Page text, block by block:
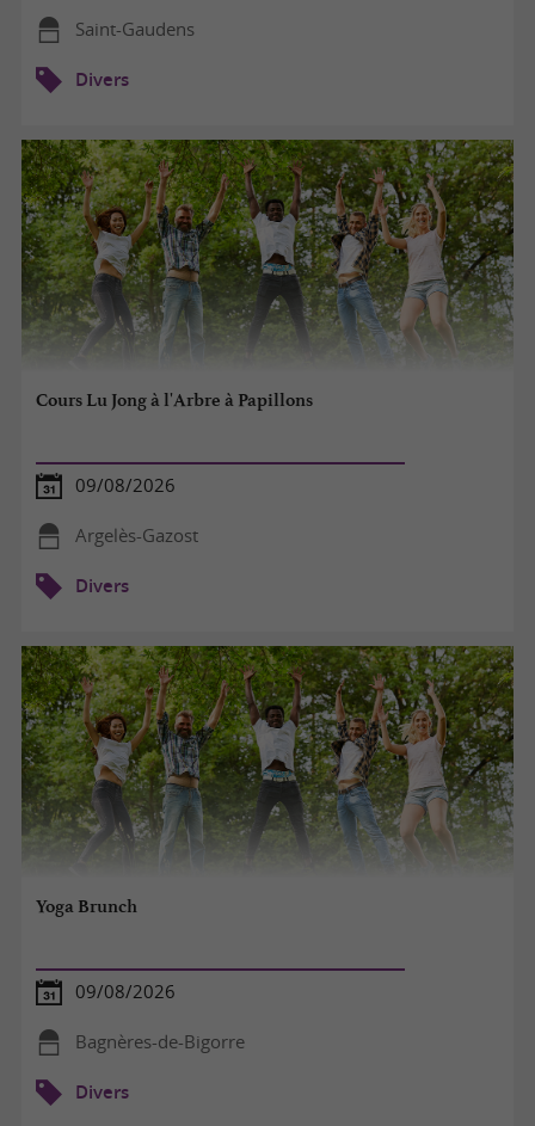
Saint-Gaudens
Divers
Cours Lu Jong à l'Arbre à Papillons
09/08/2026
Argelès-Gazost
Divers
Yoga Brunch
09/08/2026
Bagnères-de-Bigorre
Divers